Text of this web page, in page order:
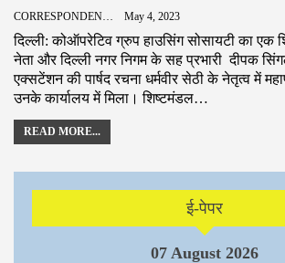
CORRESPONDENCE May 4, 2023
दिल्ली: कोऑपरेटिव ग्रुप हाउसिंग सोसायटी का एक
नेता और दिल्ली नगर निगम के सह प्रभारी दीपक
एक्सटेंशन की पार्षद रचना धर्मवीर सेठी के नेतृत्व में
उनके कार्यालय में मिला। शिष्टमंडल…
READ MORE...
ई-पेपर
07 August 2026